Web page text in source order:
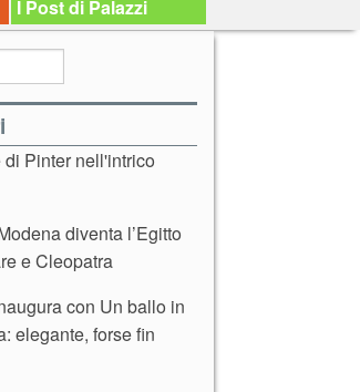
I Post di Palazzi
di Pinter nell'intrico
diventa l’Egitto
e Cleopatra
con Un ballo in
elegante, forse fin